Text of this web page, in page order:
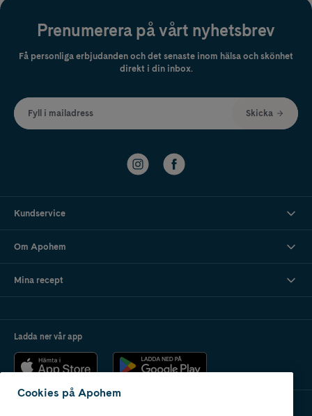
Prenumerera på vårt nyhetsbrev
Få personliga erbjudanden och det senaste inom hälsa och skönhet
direkt i din inbox.
Fyll i mailadress Skicka
Kundservice
Om Apohem
Mina recept
Ladda ner vår app
Cookies på Apohem